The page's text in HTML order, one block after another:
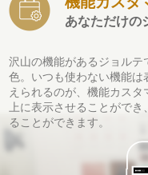
あなただけの
沢山の機能があるジョル
色。いつも使わない機能
えられるのが、機能カス
上に表示させることがで
ることができます。